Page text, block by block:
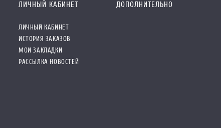
ЛИЧНЫЙ КАБИНЕТ
ЛИЧНЫЙ КАБИНЕТ
ИСТОРИЯ ЗАКАЗОВ
МОИ ЗАКЛАДКИ
РАССЫЛКА НОВОСТЕЙ
ДОПОЛНИТЕЛЬНО